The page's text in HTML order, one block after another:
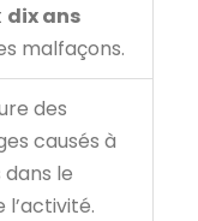
dix ans
malfaçons.
des
causés à
le
l’activité.